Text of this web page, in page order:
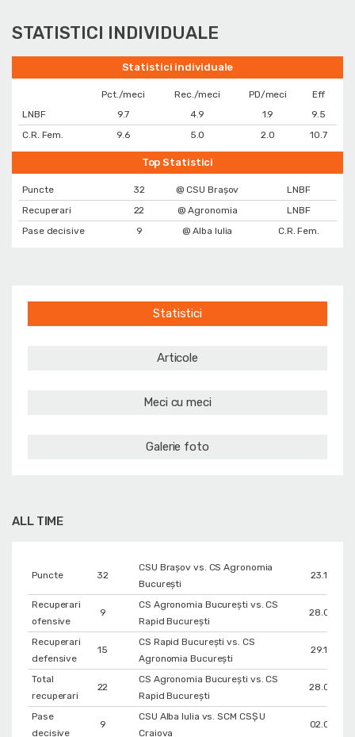
STATISTICI INDIVIDUALE
Statistici individuale
Pct./meci Rec./meci PD/meci
Eff
LNBF
9.7 4.9 1.9
9.5
C.R. Fem.
9.6 5.0 2.0 10.7
Top Statistici
Puncte 32 @ CSU Brașov
LNBF
Recuperari
22 @ Agronomia
LNBF
Pase decisive
9 @ Alba Iulia C.R. Fem.
Statistici
Articole
Meci cu meci
Galerie foto
ALL TIME
Puncte 32
CSU Braşov vs. CS Agronomia
București
Recuperari
ofensive
9
CS Agronomia București vs. CS
Rapid București
Recuperari
defensive
15
CS Rapid București vs. CS
Agronomia București
Total
recuperari
22
CS Agronomia București vs. CS
Rapid București
Pase
decisive
9
CSU Alba Iulia vs. SCM CSŞ U
Craiova